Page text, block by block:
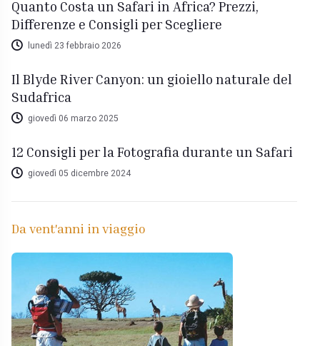
Quanto Costa un Safari in Africa? Prezzi,
Differenze e Consigli per Scegliere
lunedì 23 febbraio 2026
Il Blyde River Canyon: un gioiello naturale del
Sudafrica
giovedì 06 marzo 2025
12 Consigli per la Fotografia durante un Safari
giovedì 05 dicembre 2024
Da vent'anni in viaggio